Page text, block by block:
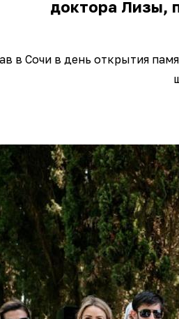
доктора Лизы,
в Сочи в день открытия